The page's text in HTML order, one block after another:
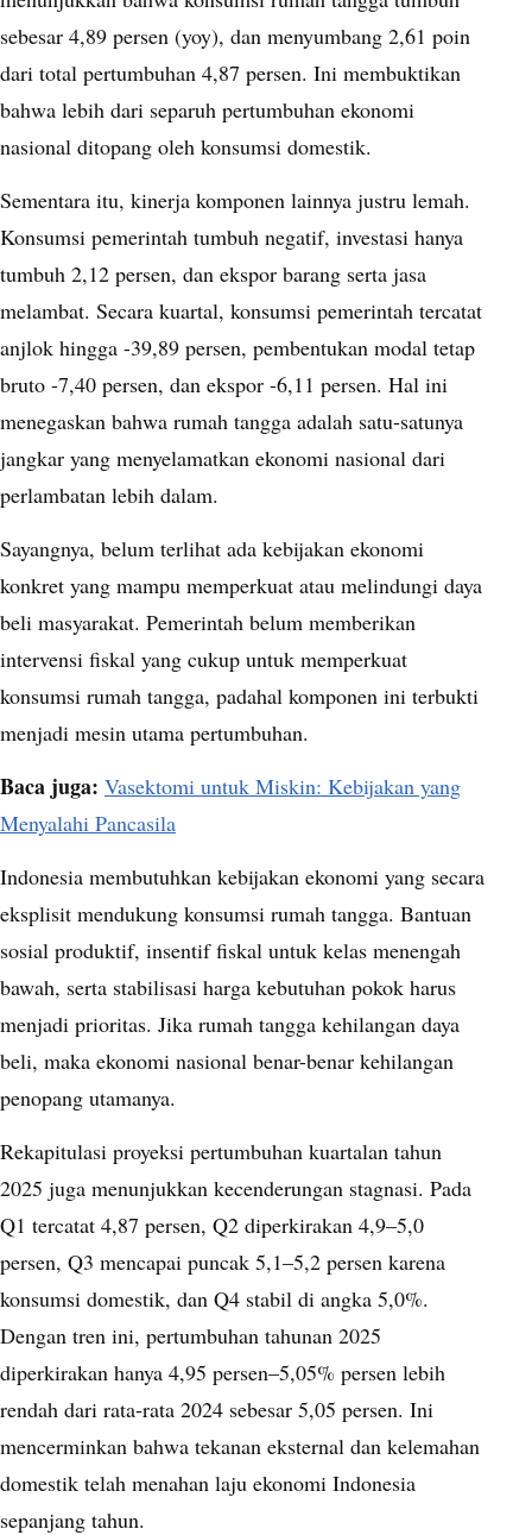
sebesar 4,89 persen (yoy), dan menyumbang 2,61 poin
dari total pertumbuhan 4,87 persen. Ini membuktikan
bahwa lebih dari separuh pertumbuhan ekonomi
nasional ditopang oleh konsumsi domestik.
Sementara itu, kinerja komponen lainnya justru lemah.
Konsumsi pemerintah tumbuh negatif, investasi hanya
tumbuh 2,12 persen, dan ekspor barang serta jasa
melambat. Secara kuartal, konsumsi pemerintah tercatat
anjlok hingga -39,89 persen, pembentukan modal tetap
bruto -7,40 persen, dan ekspor -6,11 persen. Hal ini
menegaskan bahwa rumah tangga adalah satu-satunya
jangkar yang menyelamatkan ekonomi nasional dari
perlambatan lebih dalam.
Sayangnya, belum terlihat ada kebijakan ekonomi
konkret yang mampu memperkuat atau melindungi daya
beli masyarakat. Pemerintah belum memberikan
intervensi fiskal yang cukup untuk memperkuat
konsumsi rumah tangga, padahal komponen ini terbukti
menjadi mesin utama pertumbuhan.
Baca juga: Vasektomi untuk Miskin: Kebijakan yang
Menyalahi Pancasila
Indonesia membutuhkan kebijakan ekonomi yang secara
eksplisit mendukung konsumsi rumah tangga. Bantuan
sosial produktif, insentif fiskal untuk kelas menengah
bawah, serta stabilisasi harga kebutuhan pokok harus
menjadi prioritas. Jika rumah tangga kehilangan daya
beli, maka ekonomi nasional benar-benar kehilangan
penopang utamanya.
Rekapitulasi proyeksi pertumbuhan kuartalan tahun
2025 juga menunjukkan kecenderungan stagnasi. Pada
Q1 tercatat 4,87 persen, Q2 diperkirakan 4,9–5,0
persen, Q3 mencapai puncak 5,1–5,2 persen karena
konsumsi domestik, dan Q4 stabil di angka 5,0%.
Dengan tren ini, pertumbuhan tahunan 2025
diperkirakan hanya 4,95 persen–5,05% persen lebih
rendah dari rata-rata 2024 sebesar 5,05 persen. Ini
mencerminkan bahwa tekanan eksternal dan kelemahan
domestik telah menahan laju ekonomi Indonesia
sepanjang tahun.